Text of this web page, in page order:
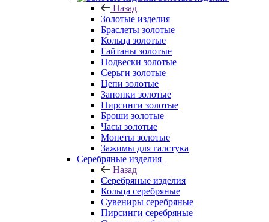
Назад
Золотые изделия
Браслеты золотые
Кольца золотые
Гайтаны золотые
Подвески золотые
Серьги золотые
Цепи золотые
Запонки золотые
Пирсинги золотые
Броши золотые
Часы золотые
Монеты золотые
Зажимы для галстука
Серебряные изделия
Назад
Серебряные изделия
Кольца серебряные
Сувениры серебряные
Пирсинги серебряные